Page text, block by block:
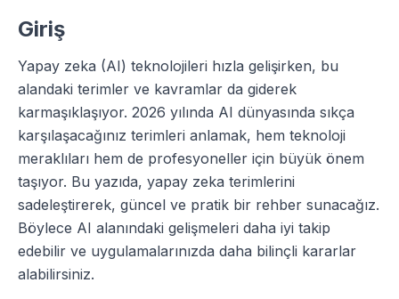
Giriş
Yapay zeka (AI) teknolojileri hızla gelişirken, bu
alandaki terimler ve kavramlar da giderek
karmaşıklaşıyor. 2026 yılında AI dünyasında sıkça
karşılaşacağınız terimleri anlamak, hem teknoloji
meraklıları hem de profesyoneller için büyük önem
taşıyor. Bu yazıda, yapay zeka terimlerini
sadeleştirerek, güncel ve pratik bir rehber sunacağız.
Böylece AI alanındaki gelişmeleri daha iyi takip
edebilir ve uygulamalarınızda daha bilinçli kararlar
alabilirsiniz.